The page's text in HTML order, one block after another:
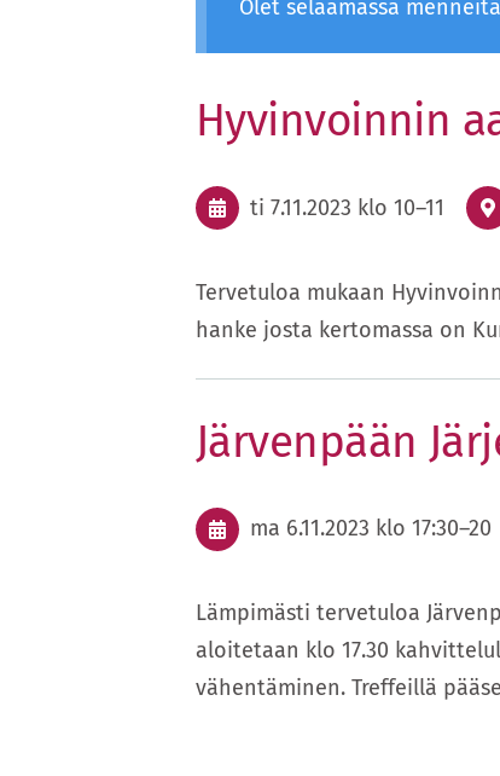
Olet selaamassa
Hyvinvoinnin
ti 7.11.2023 klo 10–11
Tervetuloa mukaan
hanke josta kertomassa on
Järvenpään
ma 6.11.2023 klo 17:30–20
Lämpimästi tervetuloa
aloitetaan klo 17.30
vähentäminen. Treffeillä